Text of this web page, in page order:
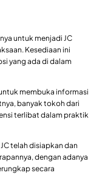
untuk menjadi JC
Kesediaan ini
yang ada di dalam
membuka informasi
banyak tokoh dari
terlibat dalam praktik
telah disiapkan dan
dengan adanya
secara